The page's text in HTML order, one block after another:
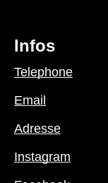
Infos
Telephone
Email
Adresse
Instagram